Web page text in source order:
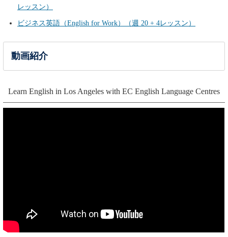
レッスン）
ビジネス英語（English for Work）（週 20 + 4レッスン）
動画紹介
Learn English in Los Angeles with EC English Language Centres